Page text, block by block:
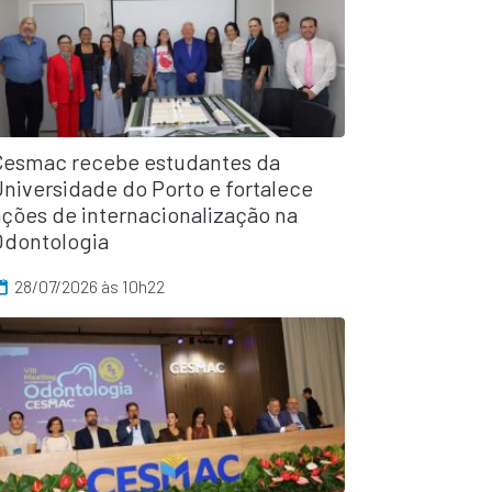
recebe estudantes da
do Porto e fortalece
de internacionalização na
28/07/2026 às 10h22